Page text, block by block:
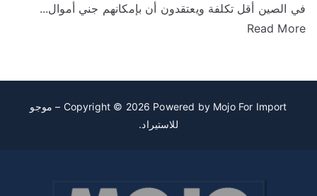
الصين أقل تكلفة ويعتقدون أن بإمكانهم جني أموال...
Read
Copyright © 2026 Powered byMojo For Import – موجو
للاستيراد.